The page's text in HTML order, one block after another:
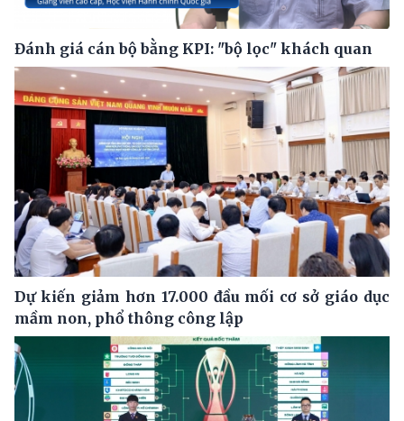
Đánh giá cán bộ bằng KPI: "bộ lọc" khách quan
Dự kiến giảm hơn 17.000 đầu mối cơ sở giáo dục
mầm non, phổ thông công lập